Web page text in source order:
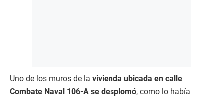
Uno de los muros de la vivienda ubicada en calle
Combate Naval 106-A se desplomó, como lo había